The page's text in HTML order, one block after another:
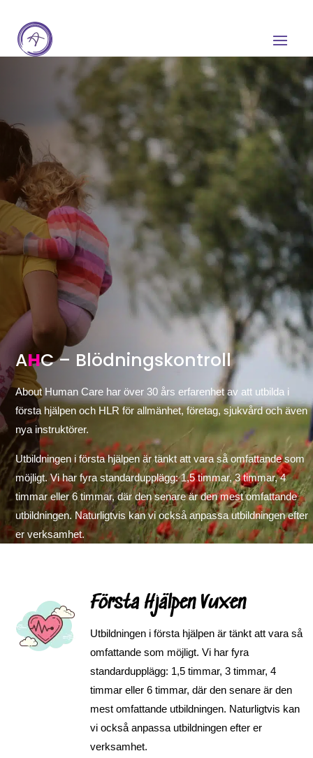
AHC – Blödningskontroll
About Human Care har över 30 års erfarenhet av att utbilda i
första hjälpen och HLR för allmänhet, företag, sjukvård och även
nya instruktörer.
Utbildningen i första hjälpen är tänkt att vara så omfattande som
möjligt. Vi har fyra standardupplägg: 1,5 timmar, 3 timmar, 4
timmar eller 6 timmar, där den senare är den mest omfattande
utbildningen. Naturligtvis kan vi också anpassa utbildningen efter
er verksamhet.
Första Hjälpen Vuxen
Utbildningen i första hjälpen är tänkt att vara så
omfattande som möjligt. Vi har fyra
standardupplägg: 1,5 timmar, 3 timmar, 4
timmar eller 6 timmar, där den senare är den
mest omfattande utbildningen. Naturligtvis kan
vi också anpassa utbildningen efter er
verksamhet.